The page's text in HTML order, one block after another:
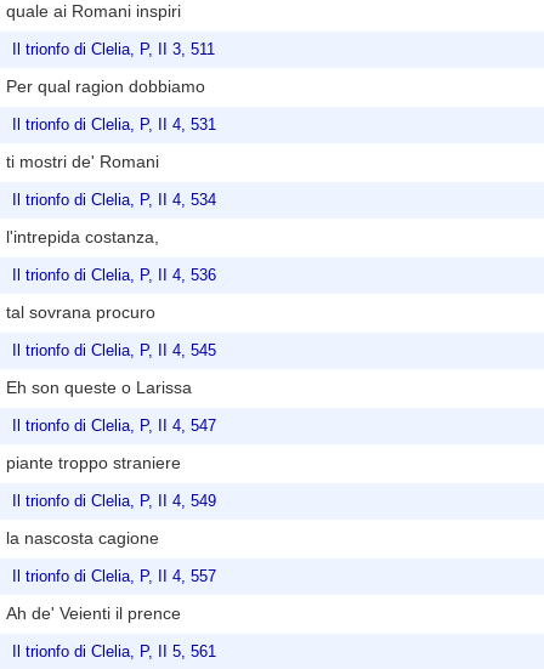
quale ai Romani inspiri
Il trionfo di Clelia, P, II 3, 511
Per qual ragion dobbiamo
Il trionfo di Clelia, P, II 4, 531
ti mostri de' Romani
Il trionfo di Clelia, P, II 4, 534
l'intrepida costanza,
Il trionfo di Clelia, P, II 4, 536
tal sovrana procuro
Il trionfo di Clelia, P, II 4, 545
Eh son queste o Larissa
Il trionfo di Clelia, P, II 4, 547
piante troppo straniere
Il trionfo di Clelia, P, II 4, 549
la nascosta cagione
Il trionfo di Clelia, P, II 4, 557
Ah de' Veienti il prence
Il trionfo di Clelia, P, II 5, 561